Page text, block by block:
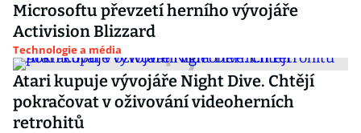
Microsoftu převzetí herního vývojáře
Activision Blizzard
Technologie a média
Atari kupuje vývojáře Night Dive. Chtějí
pokračovat v oživování videoherních
retrohitů